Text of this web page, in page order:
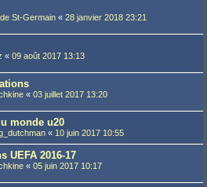
St-Germain « 28 janvier 2018 23:21
« 09 août 2017 13:13
« 03 juillet 2017 13:20
monde u20
« 10 juin 2017 10:55
UEFA 2016-17
« 05 juin 2017 10:17